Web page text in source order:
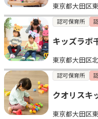
東京都大田区
認可保育所
キッズラボ
東京都大田区
認可保育所
クオリスキ
東京都大田区